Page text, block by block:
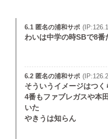
6.1 匿名の浦和サポ
わいは中学の時SBで8番
6.2 匿名の浦和サポ
そういうイメージはつ
4番もファブレガスや本
いた
やきうは知らん